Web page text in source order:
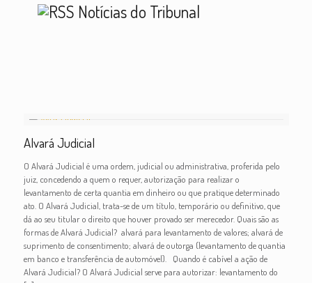
Notícias do Tribunal
Alvará Judicial
O Alvará Judicial é uma ordem, judicial ou administrativa, proferida pelo
juiz, concedendo a quem o requer, autorização para realizar o
levantamento de certa quantia em dinheiro ou que pratique determinado
ato. O Alvará Judicial, trata-se de um título, temporário ou definitivo, que
dá ao seu titular o direito que houver provado ser merecedor. Quais são as
formas de Alvará Judicial? alvará para levantamento de valores; alvará de
suprimento de consentimento; alvará de outorga (levantamento de quantia
em banco e transferência de automóvel). Quando é cabível a ação de
Alvará Judicial? O Alvará Judicial serve para autorizar: levantamento do